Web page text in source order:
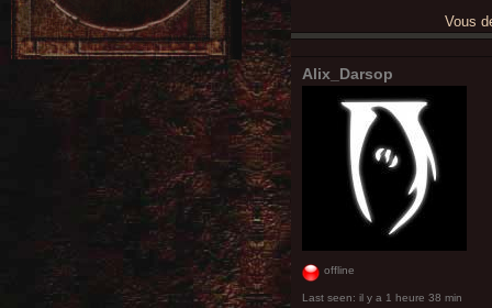
Vous
Alix_Darsop
offline
Last seen: il y a 1 heure 38 min